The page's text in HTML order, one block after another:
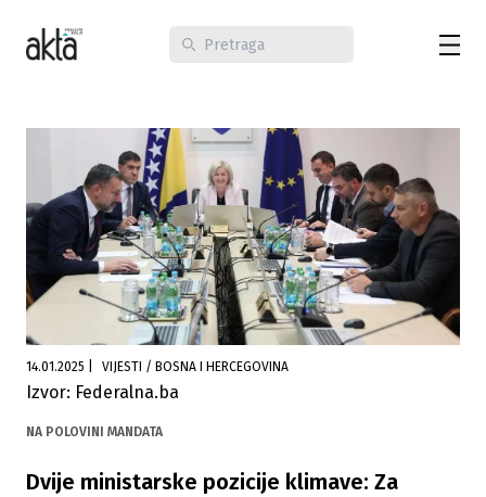
14.01.2025 VIJESTI / BOSNA I HERCEGOVINA
Izvor: Federalna.ba
NA POLOVINI MANDATA
Dvije ministarske pozicije klimave: Za